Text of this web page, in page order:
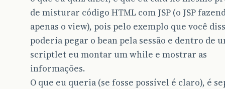
de misturar código HTML com JSP (o JSP
apenas o view), pois pelo exemplo que você
poderia pegar o bean pela sessão e dentro de
scriptlet eu montar um while e mostrar as
informações.
O que eu queria (se fosse possível é claro), é